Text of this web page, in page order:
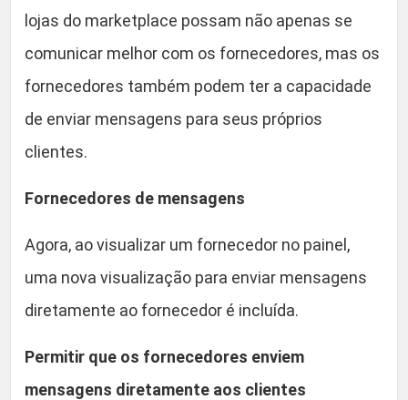
lojas do marketplace possam não apenas se
comunicar melhor com os fornecedores, mas os
fornecedores também podem ter a capacidade
de enviar mensagens para seus próprios
clientes.
Fornecedores de mensagens
Agora, ao visualizar um fornecedor no painel,
uma nova visualização para enviar mensagens
diretamente ao fornecedor é incluída.
Permitir que os fornecedores enviem
mensagens diretamente aos clientes